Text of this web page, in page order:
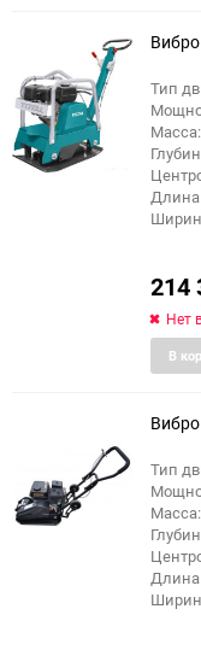
Тип
Длина
214
Нет
В
Тип
Длина